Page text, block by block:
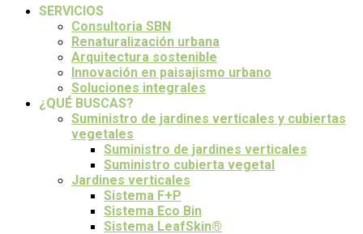
SERVICIOS
Consultoria SBN
Renaturalización urbana
Arquitectura sostenible
Innovación en paisajismo urbano
Soluciones integrales
¿QUÉ BUSCAS?
Suministro de jardines verticales y cubiertas
vegetales
Suministro de jardines verticales
Suministro cubierta vegetal
Jardines verticales
Sistema F+P
Sistema Eco Bin
Sistema LeafSkin®